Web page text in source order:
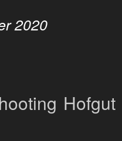
2020
Hofgut